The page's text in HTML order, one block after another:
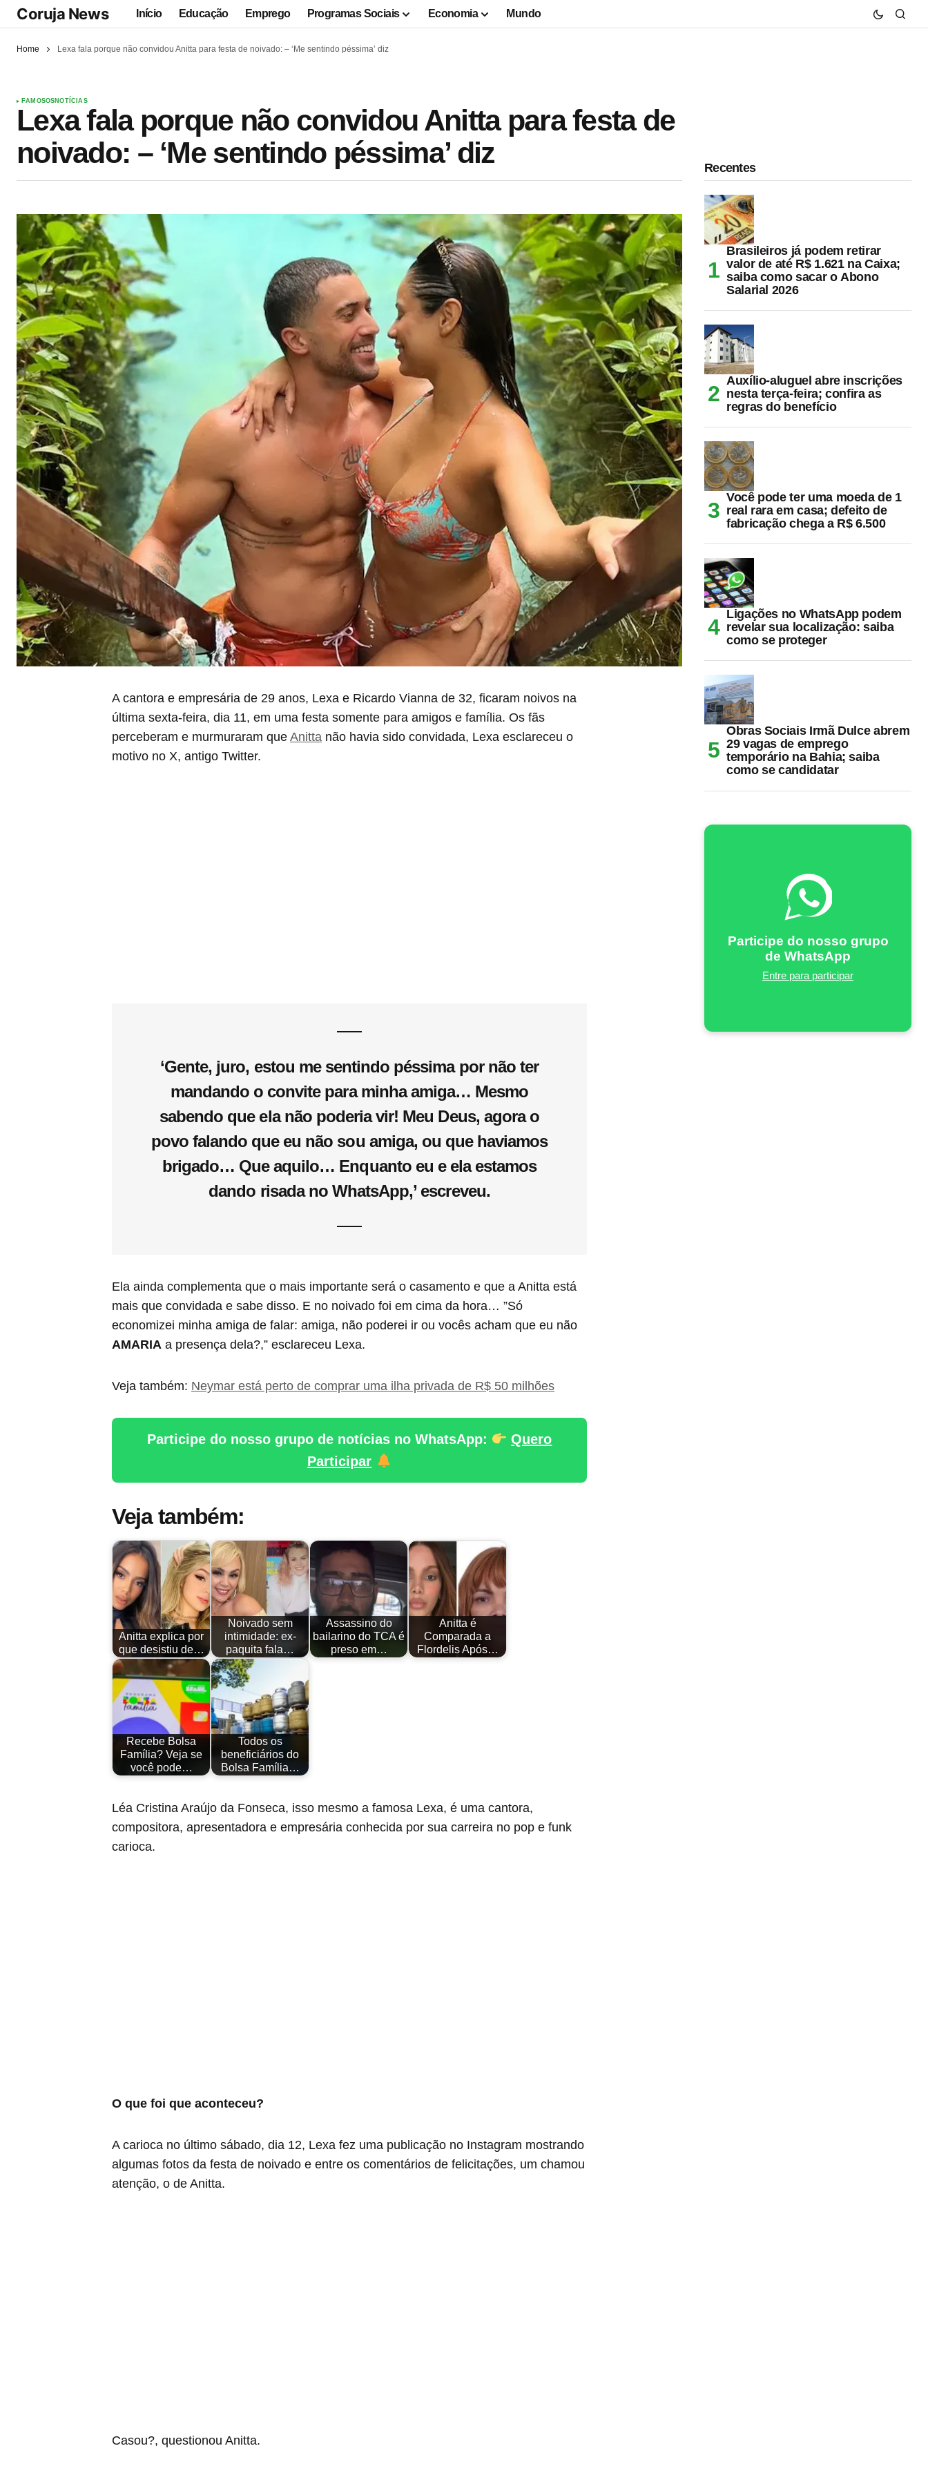
Coruja News Início Educação Emprego Programas Sociais Economia Mundo
Home Lexa fala porque não convidou Anitta para festa de noivado: – ‘Me sentindo péssima’ diz
FAMOSOSNOTÍCIAS
Lexa fala porque não convidou Anitta para festa de
noivado: – ‘Me sentindo péssima’ diz
A cantora e empresária de 29 anos, Lexa e Ricardo Vianna de 32, ficaram noivos na
última sexta-feira, dia 11, em uma festa somente para amigos e família. Os fãs
perceberam e murmuraram que Anitta não havia sido convidada, Lexa esclareceu o
motivo no X, antigo Twitter.
‘Gente, juro, estou me sentindo péssima por não ter
mandando o convite para minha amiga… Mesmo
sabendo que ela não poderia vir! Meu Deus, agora o
povo falando que eu não sou amiga, ou que haviamos
brigado… Que aquilo… Enquanto eu e ela estamos
dando risada no WhatsApp,’ escreveu.
Ela ainda complementa que o mais importante será o casamento e que a Anitta está
mais que convidada e sabe disso. E no noivado foi em cima da hora… ”Só
economizei minha amiga de falar: amiga, não poderei ir ou vocês acham que eu não
AMARIA a presença dela?,” esclareceu Lexa.
Veja também: Neymar está perto de comprar uma ilha privada de R$ 50 milhões
Participe do nosso grupo de notícias no WhatsApp:
Quero
Participar
Veja também:
Anitta explica por
que desistiu de…
Noivado sem
intimidade: ex-
paquita fala…
Assassino do
bailarino do TCA é
preso em…
Anitta é
Comparada a
Flordelis Após…
Recebe Bolsa
Família? Veja se
você pode…
Todos os
beneficiários do
Bolsa Família…
Léa Cristina Araújo da Fonseca, isso mesmo a famosa Lexa, é uma cantora,
compositora, apresentadora e empresária conhecida por sua carreira no pop e funk
carioca.
O que foi que aconteceu?
A carioca no último sábado, dia 12, Lexa fez uma publicação no Instagram mostrando
algumas fotos da festa de noivado e entre os comentários de felicitações, um chamou
atenção, o de Anitta.
Casou?, questionou Anitta.
Recentes
Brasileiros já podem retirar
valor de até R$ 1.621 na Caixa;
saiba como sacar o Abono
Salarial 2026
Auxílio-aluguel abre inscrições
nesta terça-feira; confira as
regras do benefício
Você pode ter uma moeda de 1
real rara em casa; defeito de
fabricação chega a R$ 6.500
Ligações no WhatsApp podem
revelar sua localização: saiba
como se proteger
Obras Sociais Irmã Dulce abrem
29 vagas de emprego
temporário na Bahia; saiba
como se candidatar
Participe do nosso grupo
de WhatsApp
Entre para participar